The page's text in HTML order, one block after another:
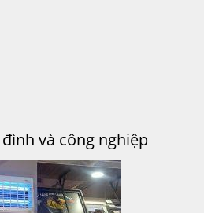
và công nghiệp